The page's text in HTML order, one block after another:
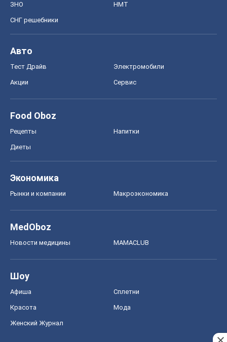
ЗНО НМТ
СНГ решебники
Авто
Тест Драйв Электромобили
Акции Сервис
Food Oboz
Рецепты Напитки
Диеты
Экономика
Рынки и компании Mакроэкономика
MedOboz
Новости медицины MAMACLUB
Шоу
Афиша Сплетни
Красота Мода
Женский Журнал